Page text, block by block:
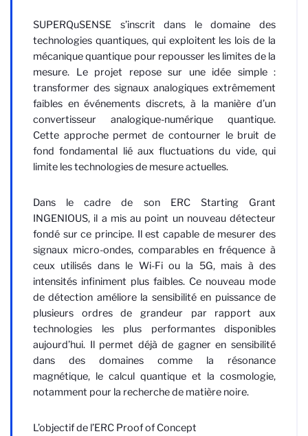
SUPERQuSENSE s’inscrit dans le domaine des
technologies quantiques, qui exploitent les lois de la
mécanique quantique pour repousser les limites de la
mesure. Le projet repose sur une idée simple :
transformer des signaux analogiques extrêmement
faibles en événements discrets, à la manière d’un
convertisseur analogique-numérique quantique.
Cette approche permet de contourner le bruit de
fond fondamental lié aux fluctuations du vide, qui
limite les technologies de mesure actuelles.
Dans le cadre de son ERC Starting Grant
INGENIOUS, il a mis au point un nouveau détecteur
fondé sur ce principe. Il est capable de mesurer des
signaux micro-ondes, comparables en fréquence à
ceux utilisés dans le Wi-Fi ou la 5G, mais à des
intensités infiniment plus faibles. Ce nouveau mode
de détection améliore la sensibilité en puissance de
plusieurs ordres de grandeur par rapport aux
technologies les plus performantes disponibles
aujourd’hui. Il permet déjà de gagner en sensibilité
dans des domaines comme la résonance
magnétique, le calcul quantique et la cosmologie,
notamment pour la recherche de matière noire.
L’objectif de l’ERC Proof of Concept